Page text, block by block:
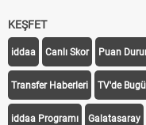
KEŞFET
iddaa Canlı Skor Puan
Transfer Haberleri TV'de
iddaa Programı Galatasaray